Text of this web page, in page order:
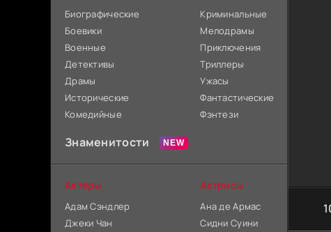
Биографические
Боевики
Военные
Детективы
Драмы
Исторические
Комедийные
Криминальные
Мелодрамы
Приключения
Триллеры
Ужасы
Фантастические
Фэнтези
Знаменитости
Актеры
Адам Сэндлер
Джеки Чан
Актрисы
Ана де Армас
Сидни Суини